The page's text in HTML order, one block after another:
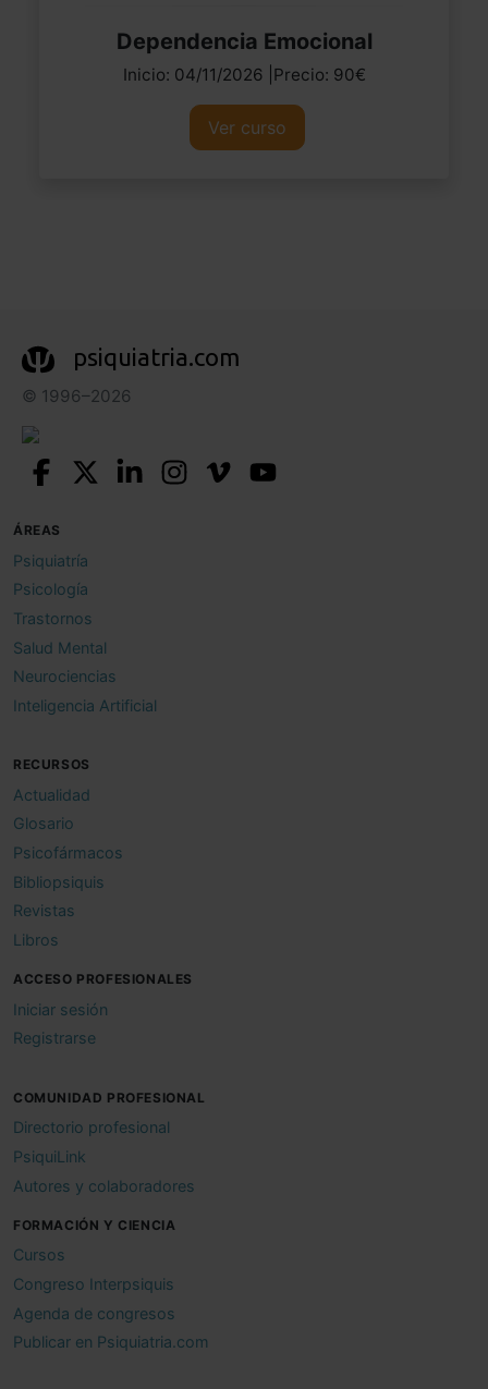
Dependencia Emocional
Inicio: 04/11/2026 |Precio: 90€
Ver curso
psiquiatria.com
© 1996–2026
ÁREAS
Psiquiatría
Psicología
Trastornos
Salud Mental
Neurociencias
Inteligencia Artificial
RECURSOS
Actualidad
Glosario
Psicofármacos
Bibliopsiquis
Revistas
Libros
ACCESO PROFESIONALES
Iniciar sesión
Registrarse
COMUNIDAD PROFESIONAL
Directorio profesional
PsiquiLink
Autores y colaboradores
FORMACIÓN Y CIENCIA
Cursos
Congreso Interpsiquis
Agenda de congresos
Publicar en Psiquiatria.com